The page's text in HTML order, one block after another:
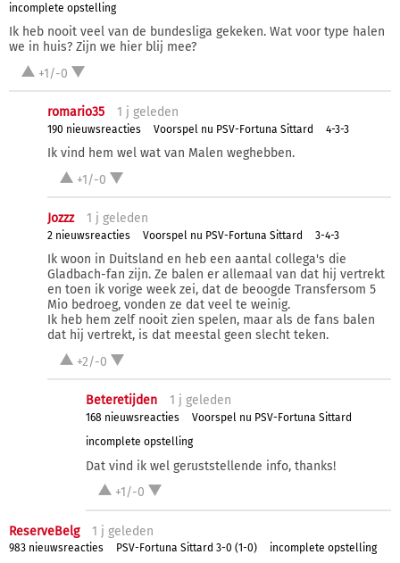
incomplete opstelling
Ik heb nooit veel van de bundesliga gekeken. Wat voor type halen
we in huis? Zijn we hier blij mee?
+1/-0
romario35 1 j geleden
190 nieuwsreacties Voorspel nu PSV-Fortuna Sittard 4-3-3
Ik vind hem wel wat van Malen weghebben.
+1/-0
Jozzz 1 j geleden
2 nieuwsreacties Voorspel nu PSV-Fortuna Sittard 3-4-3
Ik woon in Duitsland en heb een aantal collega's die
Gladbach-fan zijn. Ze balen er allemaal van dat hij vertrekt
en toen ik vorige week zei, dat de beoogde Transfersom 5
Mio bedroeg, vonden ze dat veel te weinig.
Ik heb hem zelf nooit zien spelen, maar als de fans balen
dat hij vertrekt, is dat meestal geen slecht teken.
+2/-0
Beteretijden 1 j geleden
168 nieuwsreacties
Voorspel nu PSV-Fortuna Sittard
incomplete opstelling
Dat vind ik wel geruststellende info, thanks!
+1/-0
ReserveBelg 1 j geleden
983 nieuwsreacties PSV-Fortuna Sittard 3-0 (1-0) incomplete opstelling